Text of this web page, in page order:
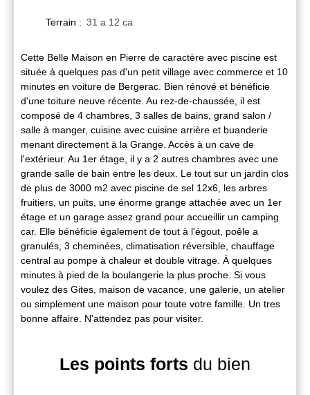
Terrain : 31 a 12 ca
Cette Belle Maison en Pierre de caractère avec piscine est
située à quelques pas d'un petit village avec commerce et 10
minutes en voiture de Bergerac. Bien rénové et bénéficie
d'une toiture neuve récente. Au rez-de-chaussée, il est
composé de 4 chambres, 3 salles de bains, grand salon /
salle à manger, cuisine avec cuisine arrière et buanderie
menant directement à la Grange. Accès à un cave de
l'extérieur. Au 1er étage, il y a 2 autres chambres avec une
grande salle de bain entre les deux. Le tout sur un jardin clos
de plus de 3000 m2 avec piscine de sel 12x6, les arbres
fruitiers, un puits, une énorme grange attachée avec un 1er
étage et un garage assez grand pour accueillir un camping
car. Elle bénéficie également de tout à l'égout, poêle a
granulés, 3 cheminées, climatisation réversible, chauffage
central au pompe à chaleur et double vitrage. À quelques
minutes à pied de la boulangerie la plus proche. Si vous
voulez des Gites, maison de vacance, une galerie, un atelier
ou simplement une maison pour toute votre famille. Un tres
bonne affaire. N'attendez pas pour visiter.
Les points forts du bien